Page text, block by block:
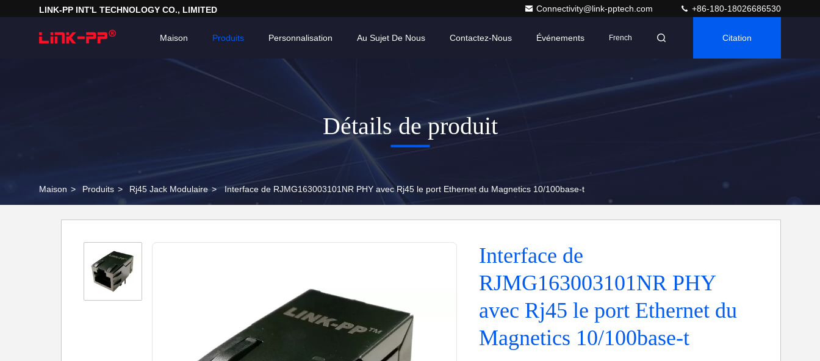
LINK-PP INT'L TECHNOLOGY CO., LIMITED Connectivity@link-pptech.com +86-180-18026686530
Maison Produits Au Sujet De Nous Contactez-Nous Événements
Personnalisation French Citation
Détails de produit
Maison > Produits > Rj45 Jack Modulaire > Interface de RJMG163003101NR PHY avec Rj45 le port Ethernet du Magnetics 10/100base-t
Interface de
RJMG163003101NR PHY
avec Rj45 le port Ethernet du
Magnetics 10/100base-t